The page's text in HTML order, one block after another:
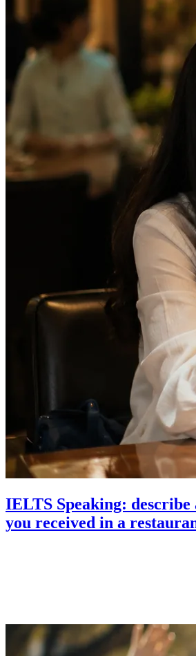
IELTS Speaking: describe
you received in a